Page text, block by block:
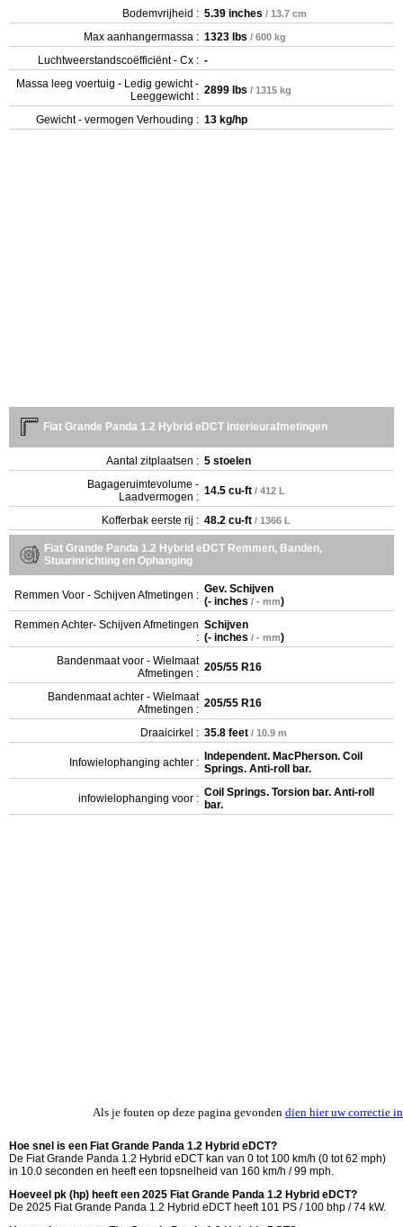
Bodemvrijheid : 5.39 inches / 13.7 cm
Max aanhangermassa : 1323 lbs / 600 kg
Luchtweerstandscoëfficiënt - Cx : -
Massa leeg voertuig - Ledig gewicht -
Leeggewicht : 2899 lbs / 1315 kg
Gewicht - vermogen Verhouding : 13 kg/hp
Fiat Grande Panda 1.2 Hybrid eDCT Interieurafmetingen
Aantal zitplaatsen : 5 stoelen
Bagageruimtevolume -
Laadvermogen : 14.5 cu-ft / 412 L
Kofferbak eerste rij : 48.2 cu-ft / 1366 L
Fiat Grande Panda 1.2 Hybrid eDCT Remmen, Banden,
Stuurinrichting en Ophanging
Remmen Voor - Schijven Afmetingen : Gev. Schijven
(- inches / - mm)
Remmen Achter- Schijven Afmetingen
:
Schijven
(- inches / - mm)
Bandenmaat voor - Wielmaat
Afmetingen : 205/55 R16
Bandenmaat achter - Wielmaat
Afmetingen : 205/55 R16
Draaicirkel : 35.8 feet / 10.9 m
Infowielophanging achter : Independent. MacPherson. Coil
Springs. Anti-roll bar.
infowielophanging voor : Coil Springs. Torsion bar. Anti-roll
bar.
Als je fouten op deze pagina gevonden dien hier uw correctie in
Hoe snel is een Fiat Grande Panda 1.2 Hybrid eDCT?
De Fiat Grande Panda 1.2 Hybrid eDCT kan van 0 tot 100 km/h (0 tot 62 mph)
in 10.0 seconden en heeft een topsnelheid van 160 km/h / 99 mph.
Hoeveel pk (hp) heeft een 2025 Fiat Grande Panda 1.2 Hybrid eDCT?
De 2025 Fiat Grande Panda 1.2 Hybrid eDCT heeft 101 PS / 100 bhp / 74 kW.